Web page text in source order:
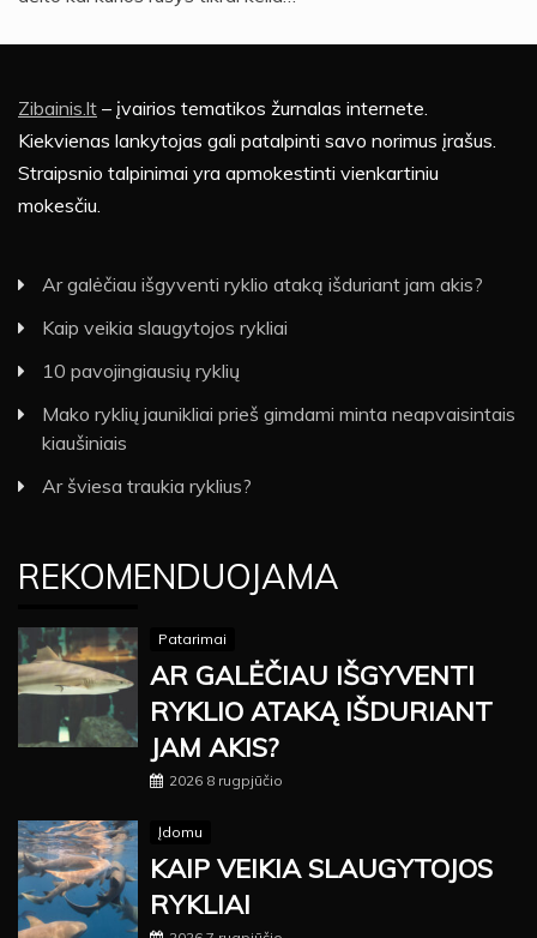
Zibainis.lt – įvairios tematikos žurnalas internete.
Kiekvienas lankytojas gali patalpinti savo norimus įrašus.
Straipsnio talpinimai yra apmokestinti vienkartiniu
mokesčiu.
Ar galėčiau išgyventi ryklio ataką išduriant jam akis?
Kaip veikia slaugytojos rykliai
10 pavojingiausių ryklių
Mako ryklių jaunikliai prieš gimdami minta neapvaisintais
kiaušiniais
Ar šviesa traukia ryklius?
REKOMENDUOJAMA
Patarimai
AR GALĖČIAU IŠGYVENTI
RYKLIO ATAKĄ IŠDURIANT
JAM AKIS?
2026 8 rugpjūčio
Įdomu
KAIP VEIKIA SLAUGYTOJOS
RYKLIAI